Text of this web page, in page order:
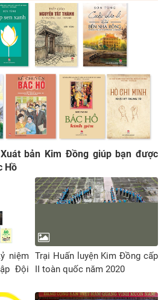
bản Kim Đồng giúp bạn được
Hồ
niệm
Đội
Trại Huấn luyện Kim Đồng cấp
II toàn quốc năm 2020